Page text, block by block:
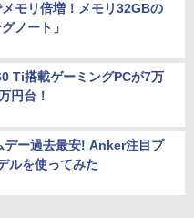
モリ倍増！メモリ32GBの
ノート」
Ti搭載ゲーミングPCが7万
円台！
ー過去最安! Anker注目プ
ルを使ってみた